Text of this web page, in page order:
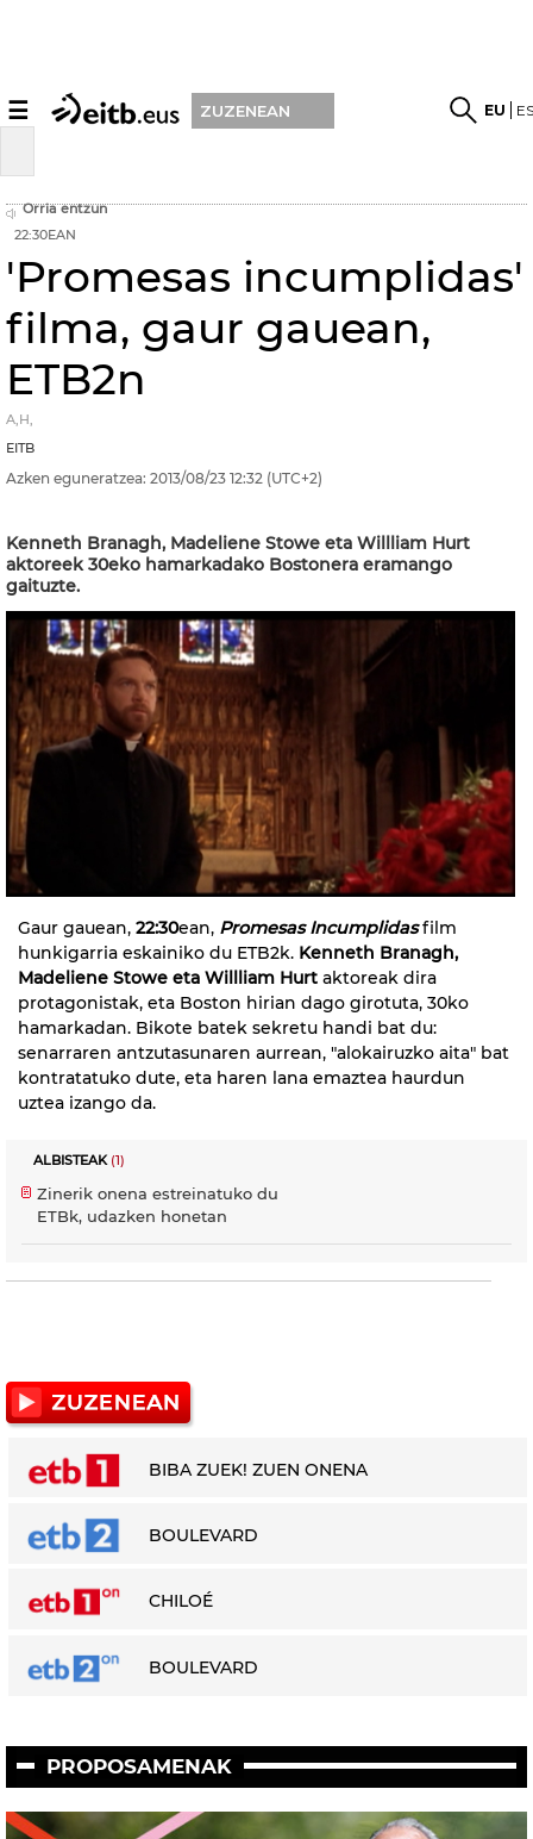
☰ ZUZENEAN EU
Orria entzun
22:30EAN
'Promesas incumplidas'
filma, gaur gauean,
ETB2n
A,H,
EITB
Azken eguneratzea: 2013/08/23 12:32 (UTC+2)
Kenneth Branagh, Madeliene Stowe eta Willliam Hurt
aktoreek 30eko hamarkadako Bostonera eramango
gaituzte.
Gaur gauean, 22:30ean, Promesas Incumplidasfilm
hunkigarria eskainiko du ETB2k. Kenneth Branagh,
Madeliene Stowe eta Willliam Hurt aktoreak dira
protagonistak, eta Boston hirian dago girotuta, 30ko
hamarkadan. Bikote batek sekretu handi bat du:
senarraren antzutasunaren aurrean, "alokairuzko aita" bat
kontratatuko dute, eta haren lana emaztea haurdun
uztea izango da.
ALBISTEAK(1)
Zinerik onena estreinatuko du
ETBk, udazken honetan
BIBA ZUEK! ZUEN ONENA
BOULEVARD
CHILOÉ
BOULEVARD
PROPOSAMENAK